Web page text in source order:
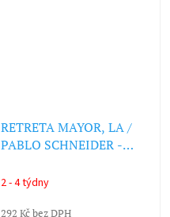
RETRETA MAYOR, LA /
PABLO SCHNEIDER -
VEGANZA (LP)
2 - 4 týdny
292 Kč bez DPH